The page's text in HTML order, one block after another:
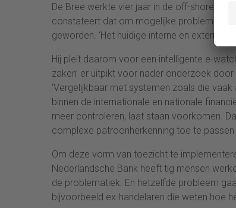
De Bree werkte vier jaar in de off-shore (de
constateert dat om mogelijke problemen
geworden. ‘Het huidige interne en externe
Hij pleit daarom voor een intelligente e-
zaken’ er uitpikt voor nader onderzoek
‘Vergelijkbaar met systemen zoals die
binnen de internationale en nationale
meer controleren, laat staan voorkomen.
complexe patroonherkenning toe te
Om deze vorm van toezicht te
Nederlandsche Bank heeft tig mensen
de problematiek. En hetzelfde probleem
bijvoorbeeld ex-handelaren die weten hoe